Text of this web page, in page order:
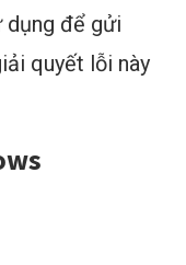
dụng để gửi
quyết lỗi này